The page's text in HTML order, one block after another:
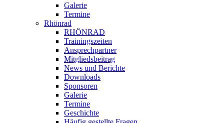
Galerie
Termine
Rhönrad
RHÖNRAD
Trainingszeiten
Ansprechpartner
Mitgliedsbeitrag
News und Berichte
Downloads
Sponsoren
Galerie
Termine
Geschichte